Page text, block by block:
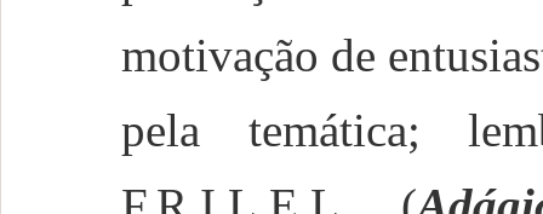
motivação de
pela temática;